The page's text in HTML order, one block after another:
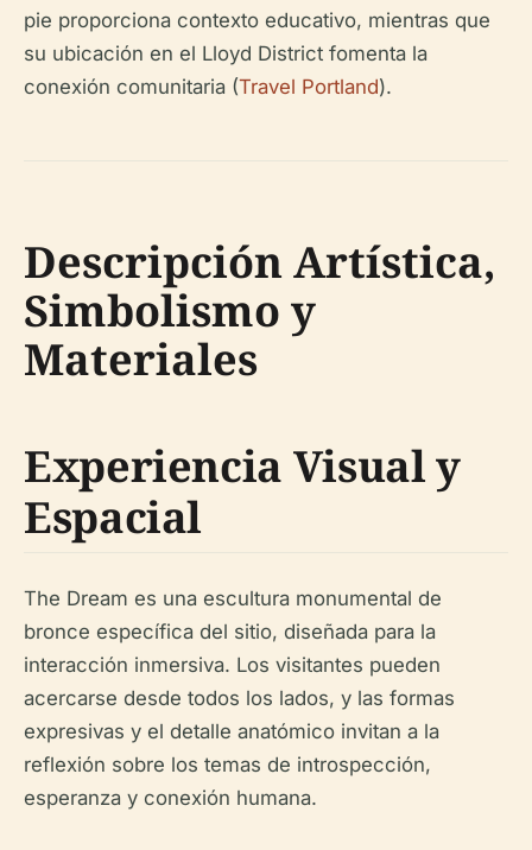
pie proporciona contexto educativo, mientras que
su ubicación en el Lloyd District fomenta la
conexión comunitaria (Travel Portland).
Descripción Artística,
Simbolismo y
Materiales
Experiencia Visual y
Espacial
The Dream es una escultura monumental de
bronce específica del sitio, diseñada para la
interacción inmersiva. Los visitantes pueden
acercarse desde todos los lados, y las formas
expresivas y el detalle anatómico invitan a la
reflexión sobre los temas de introspección,
esperanza y conexión humana.